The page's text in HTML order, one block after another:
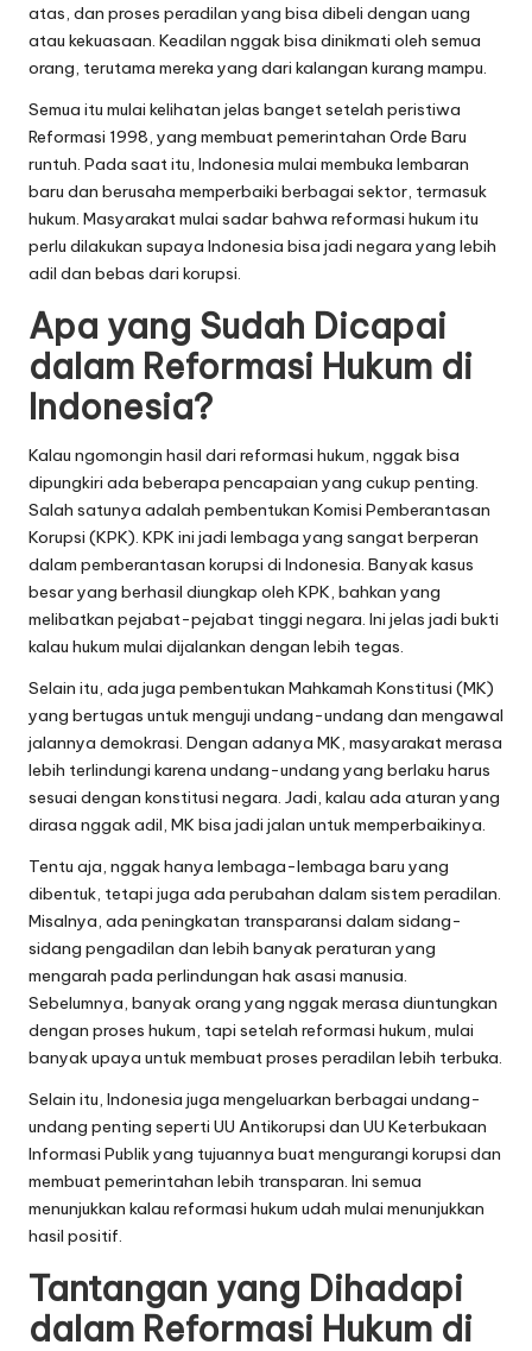
atas, dan proses peradilan yang bisa dibeli dengan uang
atau kekuasaan. Keadilan nggak bisa dinikmati oleh semua
orang, terutama mereka yang dari kalangan kurang mampu.
Semua itu mulai kelihatan jelas banget setelah peristiwa
Reformasi 1998, yang membuat pemerintahan Orde Baru
runtuh. Pada saat itu, Indonesia mulai membuka lembaran
baru dan berusaha memperbaiki berbagai sektor, termasuk
hukum. Masyarakat mulai sadar bahwa reformasi hukum itu
perlu dilakukan supaya Indonesia bisa jadi negara yang lebih
adil dan bebas dari korupsi.
Apa yang Sudah Dicapai
dalam Reformasi Hukum di
Indonesia?
Kalau ngomongin hasil dari reformasi hukum, nggak bisa
dipungkiri ada beberapa pencapaian yang cukup penting.
Salah satunya adalah pembentukan Komisi Pemberantasan
Korupsi (KPK). KPK ini jadi lembaga yang sangat berperan
dalam pemberantasan korupsi di Indonesia. Banyak kasus
besar yang berhasil diungkap oleh KPK, bahkan yang
melibatkan pejabat-pejabat tinggi negara. Ini jelas jadi bukti
kalau hukum mulai dijalankan dengan lebih tegas.
Selain itu, ada juga pembentukan Mahkamah Konstitusi (MK)
yang bertugas untuk menguji undang-undang dan mengawal
jalannya demokrasi. Dengan adanya MK, masyarakat merasa
lebih terlindungi karena undang-undang yang berlaku harus
sesuai dengan konstitusi negara. Jadi, kalau ada aturan yang
dirasa nggak adil, MK bisa jadi jalan untuk memperbaikinya.
Tentu aja, nggak hanya lembaga-lembaga baru yang
dibentuk, tetapi juga ada perubahan dalam sistem peradilan.
Misalnya, ada peningkatan transparansi dalam sidang-
sidang pengadilan dan lebih banyak peraturan yang
mengarah pada perlindungan hak asasi manusia.
Sebelumnya, banyak orang yang nggak merasa diuntungkan
dengan proses hukum, tapi setelah reformasi hukum, mulai
banyak upaya untuk membuat proses peradilan lebih terbuka.
Selain itu, Indonesia juga mengeluarkan berbagai undang-
undang penting seperti UU Antikorupsi dan UU Keterbukaan
Informasi Publik yang tujuannya buat mengurangi korupsi dan
membuat pemerintahan lebih transparan. Ini semua
menunjukkan kalau reformasi hukum udah mulai menunjukkan
hasil positif.
Tantangan yang Dihadapi
dalam Reformasi Hukum di